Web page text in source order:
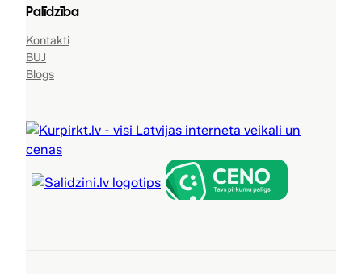
Palīdzība
Kontakti
BUJ
Blogs
Sporta preces, Tūrisma preces,